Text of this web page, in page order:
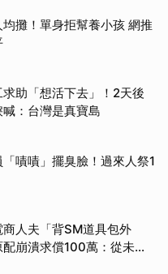
攤！單身拒幫養小孩 網推
助「想活下去」！2天後
：台灣是真寶島
嘖嘖」擺臭臉！過來人祭1
人夫「背SM道具包外
崩潰求償100萬：從未用